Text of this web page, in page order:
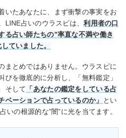
いたあなたに、まず衝撃の事実をお
LINE占いのウラスピは、利用者の口
る占い師たちの”率直な不満や働き
ていました。
まとめではありません。ウラスピに
びを徹底的に分析し、「無料鑑定」
そして 「あなたの鑑定をしている占
ベーションで占っているのか」
とい
いの根源的な”闇”に光を当てます。